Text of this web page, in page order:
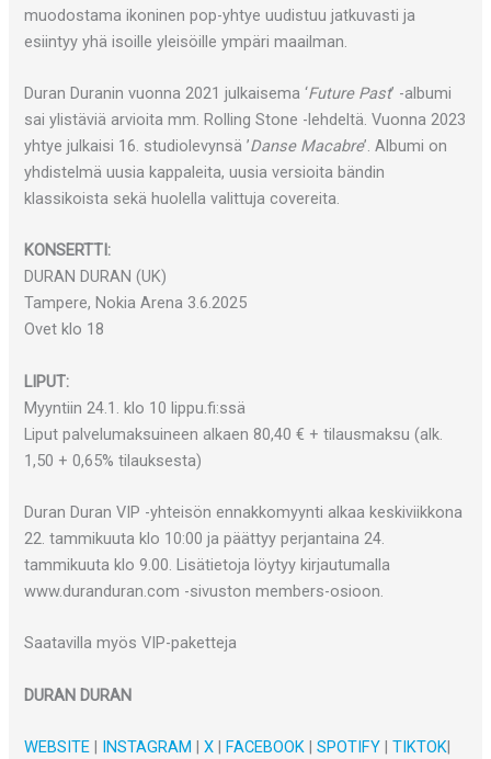
muodostama ikoninen pop-yhtye uudistuu jatkuvasti ja
esiintyy yhä isoille yleisöille ympäri maailman.
Duran Duranin vuonna 2021 julkaisema ‘Future Past’ -albumi
sai ylistäviä arvioita mm. Rolling Stone -lehdeltä. Vuonna 2023
yhtye julkaisi 16. studiolevynsä ’Danse Macabre’. Albumi on
yhdistelmä uusia kappaleita, uusia versioita bändin
klassikoista sekä huolella valittuja covereita.
KONSERTTI:
DURAN DURAN (UK)
Tampere, Nokia Arena 3.6.2025
Ovet klo 18
LIPUT:
Myyntiin 24.1. klo 10 lippu.fi:ssä
Liput palvelumaksuineen alkaen 80,40 € + tilausmaksu (alk.
1,50 + 0,65% tilauksesta)
Duran Duran VIP -yhteisön ennakkomyynti alkaa keskiviikkona
22. tammikuuta klo 10:00 ja päättyy perjantaina 24.
tammikuuta klo 9.00. Lisätietoja löytyy kirjautumalla
www.duranduran.com -sivuston members-osioon.
Saatavilla myös VIP-paketteja
DURAN DURAN
WEBSITE| INSTAGRAM|X|FACEBOOK|SPOTIFY|TIKTOK|